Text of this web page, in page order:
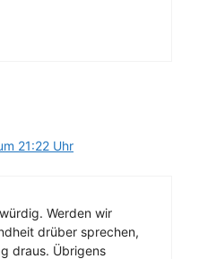
21:22 Uhr
Werden wir
drüber sprechen,
draus. Übrigens